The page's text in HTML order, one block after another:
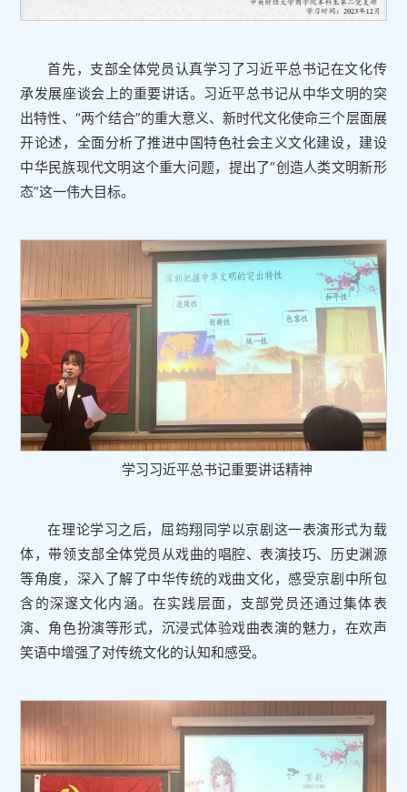
首先，支部全体党员认真学习了习近平总书记在文化传
承发展座谈会上的重要讲话。习近平总书记从中华文明的突
出特性、“两个结合”的重大意义、新时代文化使命三个层面展
开论述，全面分析了推进中国特色社会主义文化建设，建设
中华民族现代文明这个重大问题，提出了“创造人类文明新形
态”这一伟大目标。
学习习近平总书记重要讲话精神
在理论学习之后，屈筠翔同学以京剧这一表演形式为载
体，带领支部全体党员从戏曲的唱腔、表演技巧、历史渊源
等角度，深入了解了中华传统的戏曲文化，感受京剧中所包
含的深邃文化内涵。在实践层面，支部党员还通过集体表
演、角色扮演等形式，沉浸式体验戏曲表演的魅力，在欢声
笑语中增强了对传统文化的认知和感受。